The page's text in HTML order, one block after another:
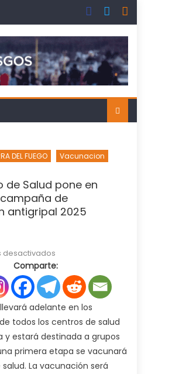
DEL FUEGO
Vacunacion
de Salud pone en
de
antigripal 2025
desactivados
Ministerio
Salud
pone
en
marcha
la
campaña
de
vacunación
antigripal
2025
Comparte:
adelante en los
todos los centros de salud
y estará destinada a grupos
primera etapa se vacunará
La vacunación será